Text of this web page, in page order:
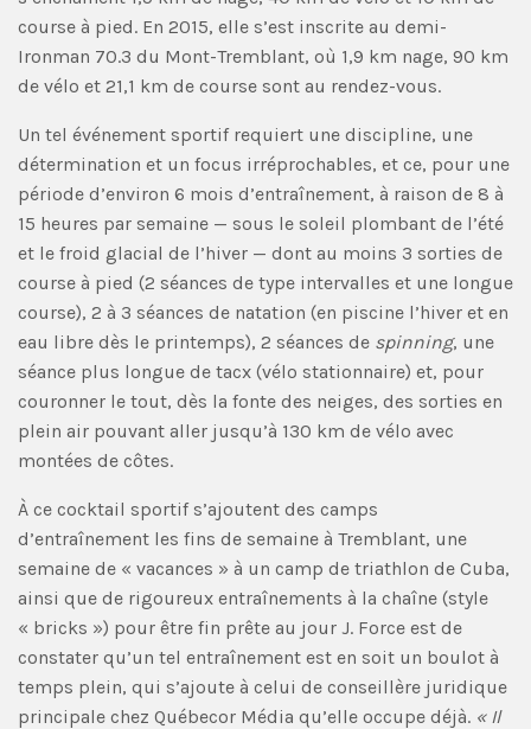
course à pied. En 2015, elle s’est inscrite au demi-
Ironman 70.3 du Mont-Tremblant, où 1,9 km nage, 90 km
de vélo et 21,1 km de course sont au rendez-vous.
Un tel événement sportif requiert une discipline, une
détermination et un focus irréprochables, et ce, pour une
période d’environ 6 mois d’entraînement, à raison de 8 à
15 heures par semaine — sous le soleil plombant de l’été
et le froid glacial de l’hiver — dont au moins 3 sorties de
course à pied (2 séances de type intervalles et une longue
course), 2 à 3 séances de natation (en piscine l’hiver et en
eau libre dès le printemps), 2 séances de spinning, une
séance plus longue de tacx (vélo stationnaire) et, pour
couronner le tout, dès la fonte des neiges, des sorties en
plein air pouvant aller jusqu’à 130 km de vélo avec
montées de côtes.
À ce cocktail sportif s’ajoutent des camps
d’entraînement les fins de semaine à Tremblant, une
semaine de « vacances » à un camp de triathlon de Cuba,
ainsi que de rigoureux entraînements à la chaîne (style
« bricks ») pour être fin prête au jour J. Force est de
constater qu’un tel entraînement est en soit un boulot à
temps plein, qui s’ajoute à celui de conseillère juridique
principale chez Québecor Média qu’elle occupe déjà. « Il